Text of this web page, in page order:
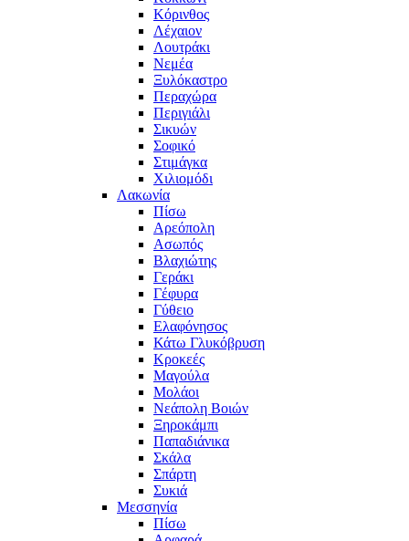
Κόρινθος
Λέχαιον
Λουτράκι
Νεμέα
Ξυλόκαστρο
Περαχώρα
Περιγιάλι
Σικυών
Σοφικό
Στιμάγκα
Χιλιομόδι
Λακωνία
Πίσω
Αρεόπολη
Ασωπός
Βλαχιώτης
Γεράκι
Γέφυρα
Γύθειο
Ελαφόνησος
Κάτω Γλυκόβρυση
Κροκεές
Μαγούλα
Μολάοι
Νεάπολη Βοιών
Ξηροκάμπι
Παπαδιάνικα
Σκάλα
Σπάρτη
Συκιά
Μεσσηνία
Πίσω